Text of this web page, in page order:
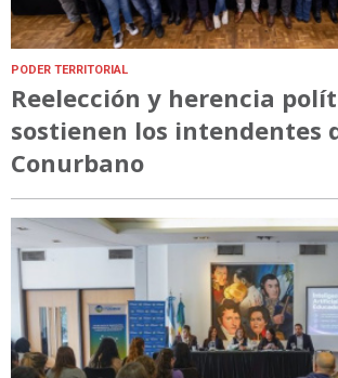
PODER TERRITORIAL
Reelección y herencia
sostienen los intendentes
Conurbano